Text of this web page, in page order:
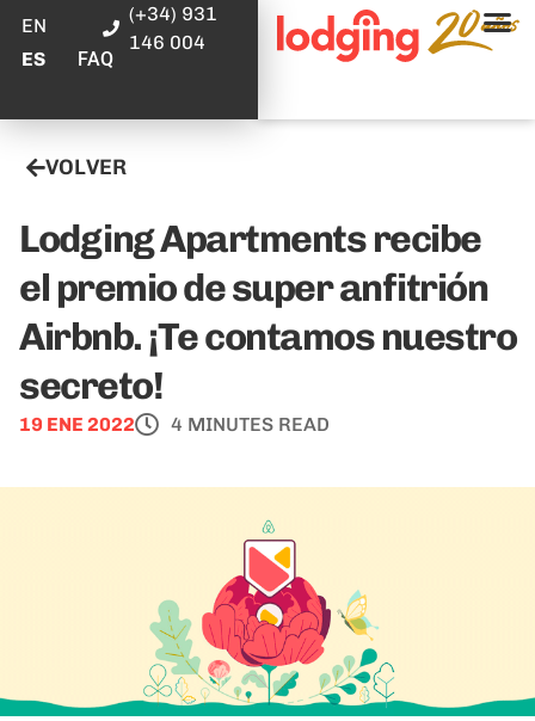
EN
ES
FAQ
(+34) 931
146 004
VOLVER
Lodging Apartments recibe
el premio de super anfitrión
Airbnb. ¡Te contamos nuestro
secreto!
19 ENE 2022 4 MINUTES READ